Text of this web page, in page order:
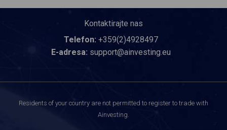
Kontaktirajte nas
Telefon: +359(2)4928497
E-adresa: support@ainvesting.eu
Residents of your country are not permitted to register to trade with
Ainvesting.